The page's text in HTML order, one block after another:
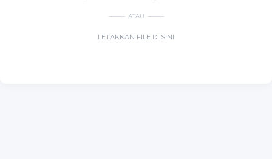
ATAU
LETAKKAN FILE DI SINI